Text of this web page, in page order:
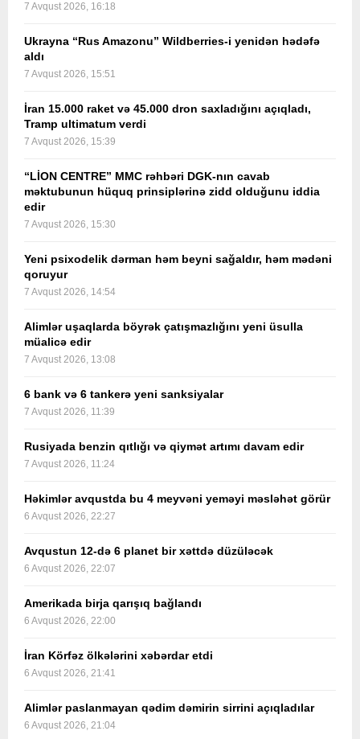
7 Avqust 2026, 16:18
Ukrayna “Rus Amazonu” Wildberries-i yenidən hədəfə
aldı
7 Avqust 2026, 15:51
İran 15.000 raket və 45.000 dron saxladığını açıqladı,
Tramp ultimatum verdi
7 Avqust 2026, 15:39
“LİON CENTRE” MMC rəhbəri DGK-nın cavab
məktubunun hüquq prinsiplərinə zidd olduğunu iddia
edir
7 Avqust 2026, 15:30
Yeni psixodelik dərman həm beyni sağaldır, həm mədəni
qoruyur
7 Avqust 2026, 14:54
Alimlər uşaqlarda böyrək çatışmazlığını yeni üsulla
müalicə edir
7 Avqust 2026, 13:08
6 bank və 6 tankerə yeni sanksiyalar
7 Avqust 2026, 11:39
Rusiyada benzin qıtlığı və qiymət artımı davam edir
7 Avqust 2026, 11:24
Həkimlər avqustda bu 4 meyvəni yeməyi məsləhət görür
6 Avqust 2026, 22:27
Avqustun 12-də 6 planet bir xəttdə düzüləcək
6 Avqust 2026, 22:07
Amerikada birja qarışıq bağlandı
6 Avqust 2026, 22:00
İran Körfəz ölkələrini xəbərdar etdi
6 Avqust 2026, 21:41
Alimlər paslanmayan qədim dəmirin sirrini açıqladılar
6 Avqust 2026, 21:04